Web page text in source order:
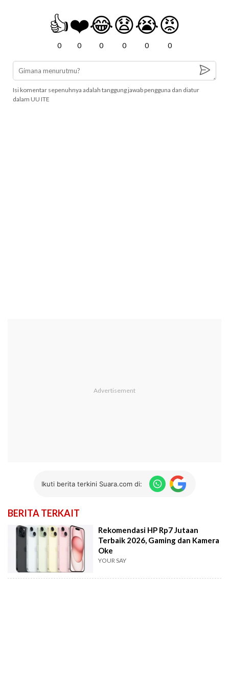
👍
0
❤️
0
😂
0
😧
0
😭
0
😡
0
Isi komentar sepenuhnya adalah tanggung jawab pengguna dan diatur
dalam UU ITE
Ikuti berita terkini Suara.com di:
BERITA TERKAIT
Rekomendasi HP Rp7 Jutaan
Terbaik 2026, Gaming dan Kamera
Oke
YOUR SAY